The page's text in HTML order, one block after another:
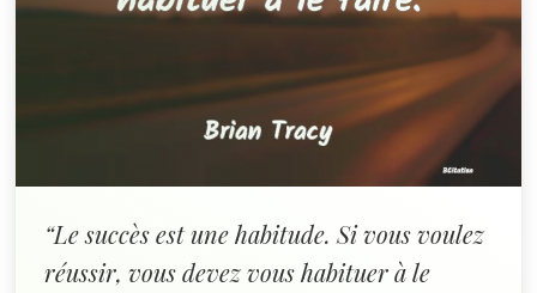
“Le succès est une habitude. Si vous voulez
réussir, vous devez vous habituer à le